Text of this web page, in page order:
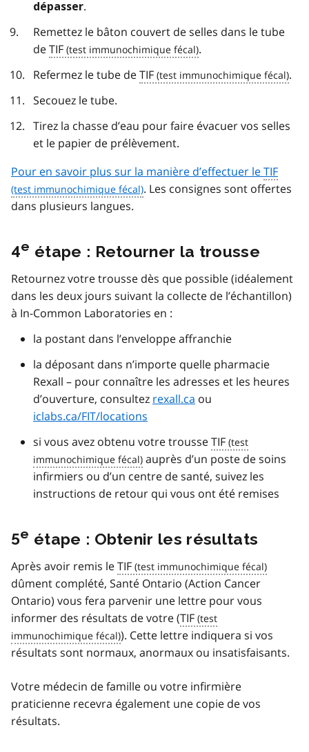
dépasser.
Remettez le bâton couvert de selles dans le tube
deTIF
.
Refermez le tube deTIF
.
Secouez le tube.
Tirez la chasse d’eau pour faire évacuer vos selles
et le papier de prélèvement.
Pour en savoir plus sur la manière d’effectuer leTIF
. Les consignes sont offertes
dans plusieurs langues.
4e étape : Retourner la trousse
Retournez votre trousse dès que possible (idéalement
dans les deux jours suivant la collecte de l’échantillon)
à In-Common Laboratories en :
la postant dans l’enveloppe affranchie
la déposant dans n’importe quelle pharmacie
Rexall – pour connaître les adresses et les heures
d’ouverture, consultez rexall.ca ou
iclabs.ca/FIT/locations
si vous avez obtenu votre trousseTIF
auprès d’un poste de soins
infirmiers ou d’un centre de santé, suivez les
instructions de retour qui vous ont été remises
5e étape : Obtenir les résultats
Après avoir remis leTIF
dûment complété, Santé Ontario (Action Cancer
Ontario) vous fera parvenir une lettre pour vous
informer des résultats de votre (TIF
). Cette lettre indiquera si vos
résultats sont normaux, anormaux ou insatisfaisants.
Votre médecin de famille ou votre infirmière
praticienne recevra également une copie de vos
résultats.